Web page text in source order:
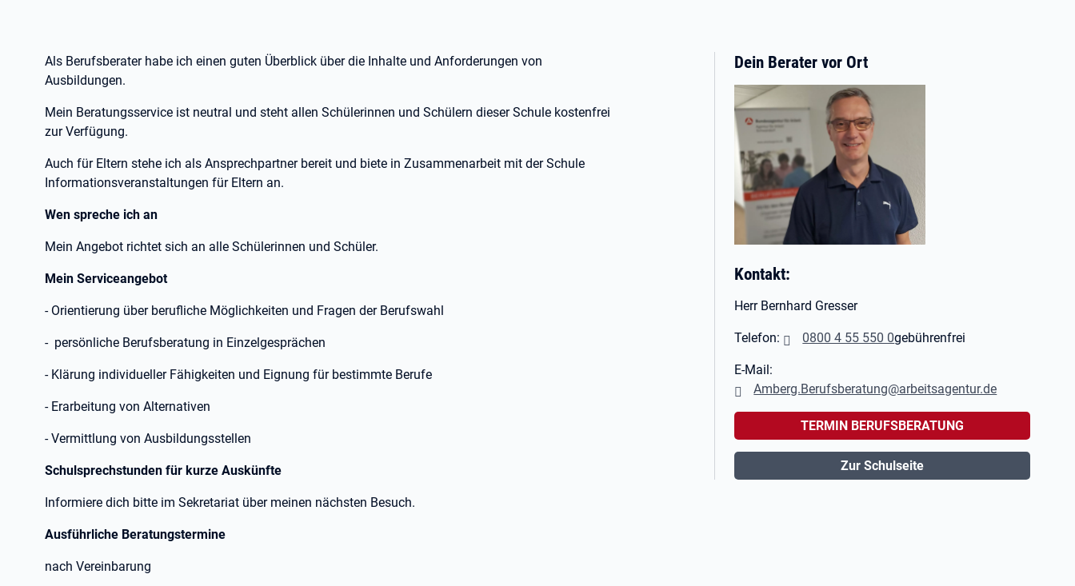
Als Berufsberater habe ich einen guten Überblick über die Inhalte und Anforderungen von
Ausbildungen.
Mein Beratungsservice ist neutral und steht allen Schülerinnen und Schülern dieser Schule kostenfrei
zur Verfügung.
Auch für Eltern stehe ich als Ansprechpartner bereit und biete in Zusammenarbeit mit der Schule
Informationsveranstaltungen für Eltern an.
Wen spreche ich an
Mein Angebot richtet sich an alle Schülerinnen und Schüler.
Mein Serviceangebot
- Orientierung über berufliche Möglichkeiten und Fragen der Berufswahl
- persönliche Berufsberatung in Einzelgesprächen
- Klärung individueller Fähigkeiten und Eignung für bestimmte Berufe
- Erarbeitung von Alternativen
- Vermittlung von Ausbildungsstellen
Schulsprechstunden für kurze Auskünfte
Informiere dich bitte im Sekretariat über meinen nächsten Besuch.
Ausführliche Beratungstermine
nach Vereinbarung
Dein Berater vor Ort
Kontakt:
Herr Bernhard Gresser
Telefon: 0800 4 55 550 0gebührenfrei
E-Mail:
Amberg.Berufsberatung@arbeitsagentur.de
TERMIN BERUFSBERATUNG
Zur Schulseite